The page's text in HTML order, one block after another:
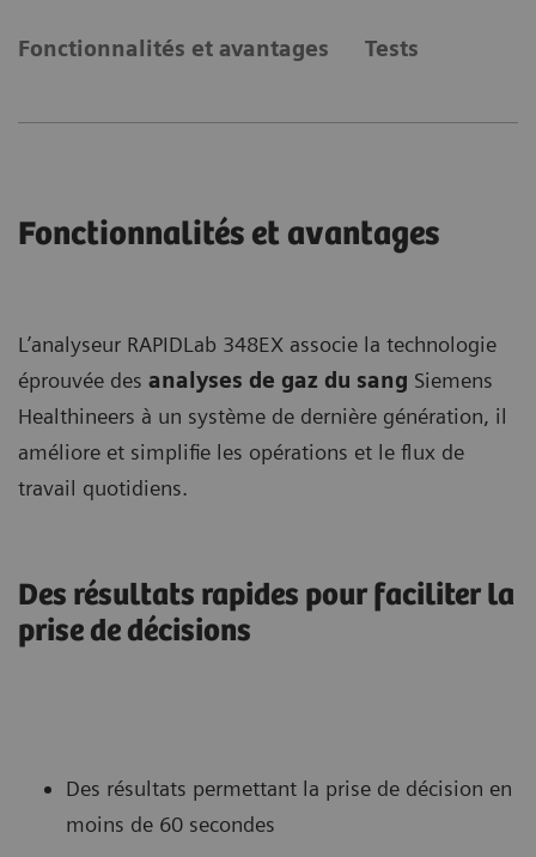
Fonctionnalités et avantages Tests
Fonctionnalités et avantages
L’analyseur RAPIDLab 348EX associe la technologie
éprouvée des analyses de gaz du sang Siemens
Healthineers à un système de dernière génération, il
améliore et simplifie les opérations et le flux de
travail quotidiens.
Des résultats rapides pour faciliter la
prise de décisions
Des résultats permettant la prise de décision en
moins de 60 secondes